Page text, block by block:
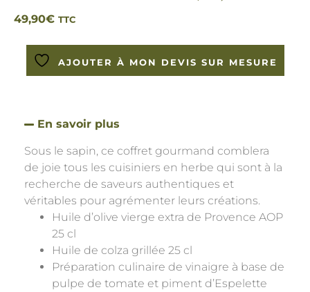
49,90€ TTC
AJOUTER À MON DEVIS SUR MESURE
En savoir plus
Sous le sapin, ce coffret gourmand comblera
de joie tous les cuisiniers en herbe qui sont à la
recherche de saveurs authentiques et
véritables pour agrémenter leurs créations.
Huile d’olive vierge extra de Provence AOP
25 cl
Huile de colza grillée 25 cl
Préparation culinaire de vinaigre à base de
pulpe de tomate et piment d’Espelette